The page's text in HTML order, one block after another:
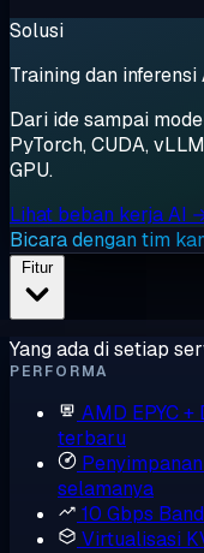
Solusi
Training dan inferensi
Dari ide sampai
PyTorch, CUDA,
GPU.
Lihat beban kerja AI
Bicara dengan tim
Fitur
Yang ada di setiap
PERFORMA
AMD EPYC +
terbaru
selamanya
10 Gbps
Virtualisasi